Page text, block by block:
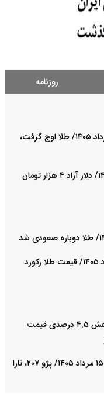
روزنامه
آخرین قیمت طلا و سکه امروز پنجشنبه ۱۵ مرداد ۱۴۰۵/ طلا اوج گرفت،
آخرین قیمت دلار امروز پنجشنبه ۱۵ مرداد ۱۴۰۵/ دلار آزاد ۴ هزار تومان
قیمت انس جهانی طلا امروز پنجشنبه ۱۵ مرداد ۱۴۰۵/ قیمت طلا رکورد
قیمت نفت امروز پنجشنبه ۱۵ مرداد ۱۴۰۵/ کاهش ۴.۵ درصدی قیمت
قیمت خودرو‌های ایران خودرو امروز پنجشنبه ۱۵ مرداد ۱۴۰۵/ پژو ۲۰۷، تارا